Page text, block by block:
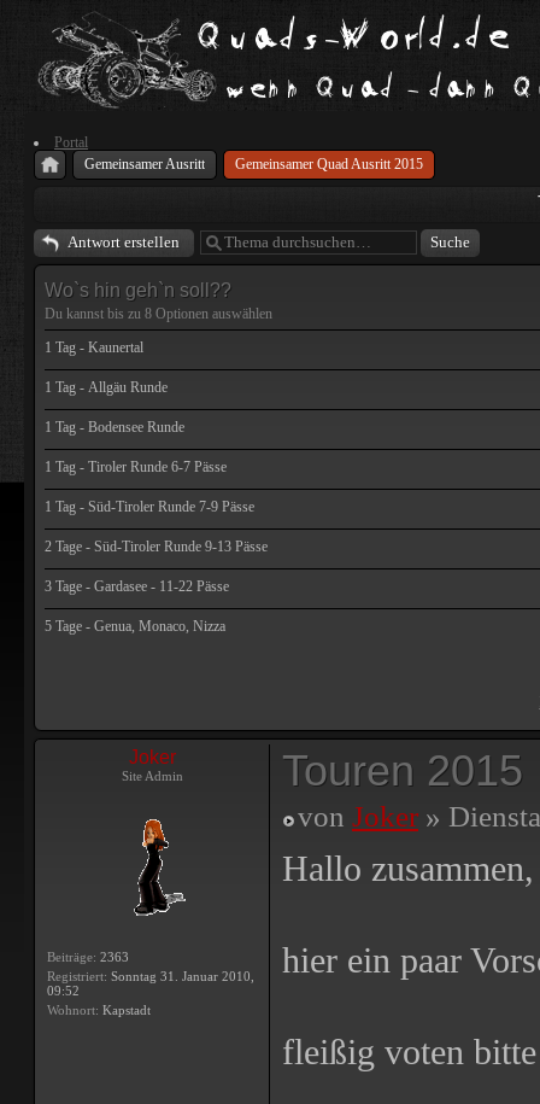
Portal
Gemeinsamer Ausritt
Gemeinsamer Quad Ausritt 2015
Antwort erstellen
Wo`s hin geh`n soll??
Du kannst bis zu 8 Optionen auswählen
1 Tag - Kaunertal
1 Tag - Allgäu Runde
1 Tag - Bodensee Runde
1 Tag - Tiroler Runde 6-7 Pässe
1 Tag - Süd-Tiroler Runde 7-9 Pässe
2 Tage - Süd-Tiroler Runde 9-13 Pässe
3 Tage - Gardasee - 11-22 Pässe
5 Tage - Genua, Monaco, Nizza
Joker
Site Admin
Beiträge: 2363
Registriert: Sonntag 31. Januar 2010,
09:52
Wohnort: Kapstadt
Touren 2015
von Joker »
Hallo zusammen,
hier ein paar
fleißig voten bitte